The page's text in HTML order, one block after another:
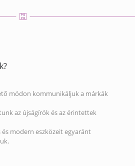
módon kommunikáljuk a márkák
az újságírók és az érintettek
és modern eszközeit egyaránt